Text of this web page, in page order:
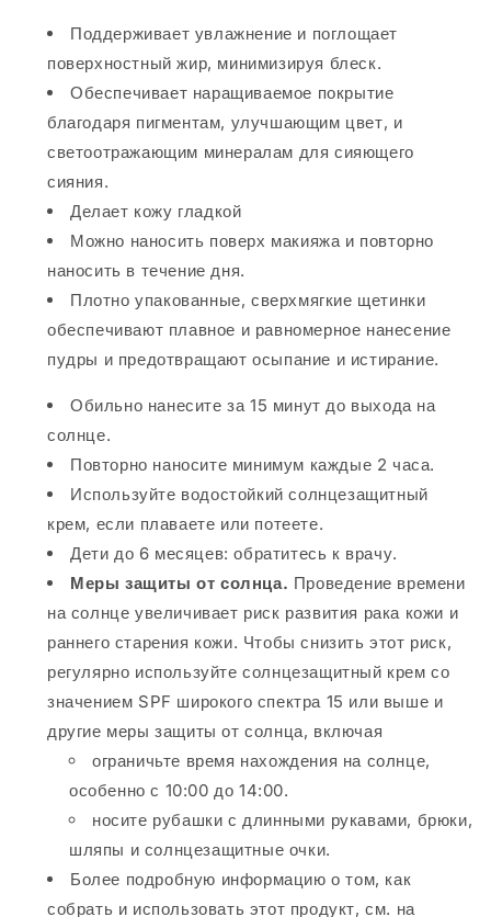
Поддерживает увлажнение и поглощает
поверхностный жир, минимизируя блеск.
Обеспечивает наращиваемое покрытие
благодаря пигментам, улучшающим цвет, и
светоотражающим минералам для сияющего
сияния.
Делает кожу гладкой
Можно наносить поверх макияжа и повторно
наносить в течение дня.
Плотно упакованные, сверхмягкие щетинки
обеспечивают плавное и равномерное нанесение
пудры и предотвращают осыпание и истирание.
Обильно нанесите за 15 минут до выхода на
солнце.
Повторно наносите минимум каждые 2 часа.
Используйте водостойкий солнцезащитный
крем, если плаваете или потеете.
Дети до 6 месяцев: обратитесь к врачу.
Меры защиты от солнца. Проведение времени
на солнце увеличивает риск развития рака кожи и
раннего старения кожи. Чтобы снизить этот риск,
регулярно используйте солнцезащитный крем со
значением SPF широкого спектра 15 или выше и
другие меры защиты от солнца, включая
ограничьте время нахождения на солнце,
особенно с 10:00 до 14:00.
носите рубашки с длинными рукавами, брюки,
шляпы и солнцезащитные очки.
Более подробную информацию о том, как
собрать и использовать этот продукт, см. на